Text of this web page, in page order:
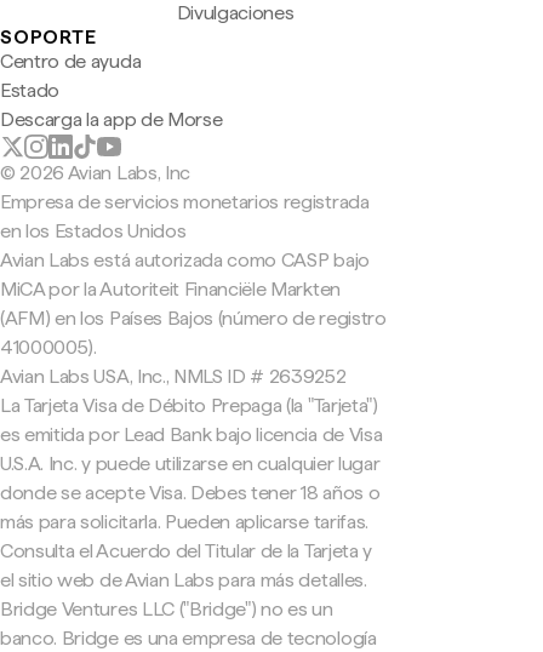
Divulgaciones
SOPORTE
Centro de ayuda
Estado
Descarga la app de Morse
© 2026 Avian Labs, Inc
Empresa de servicios monetarios registrada
en los Estados Unidos
Avian Labs está autorizada como CASP bajo
MiCA por la Autoriteit Financiële Markten
(AFM) en los Países Bajos (número de registro
41000005).
Avian Labs USA, Inc., NMLS ID # 2639252
La Tarjeta Visa de Débito Prepaga (la "Tarjeta")
es emitida por Lead Bank bajo licencia de Visa
U.S.A. Inc. y puede utilizarse en cualquier lugar
donde se acepte Visa. Debes tener 18 años o
más para solicitarla. Pueden aplicarse tarifas.
Consulta el Acuerdo del Titular de la Tarjeta y
el sitio web de Avian Labs para más detalles.
Bridge Ventures LLC ("Bridge") no es un
banco. Bridge es una empresa de tecnología